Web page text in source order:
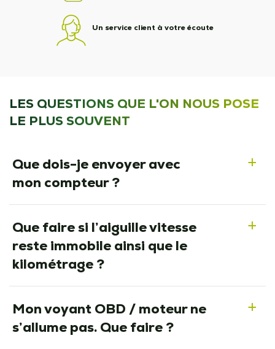
Un service client à votre écoute
LES QUESTIONS QUE L'ON NOUS POSE
LE PLUS SOUVENT
a
Que dois-je envoyer avec
mon compteur ?
a
Que faire si l’aiguille vitesse
reste immobile ainsi que le
kilométrage ?
a
Mon voyant OBD / moteur ne
s’allume pas. Que faire ?